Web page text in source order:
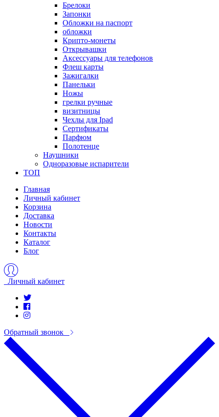
Брелоки
Запонки
Обложки на паспорт
обложки
Крипто-монеты
Открывашки
Аксессуары для телефонов
Флеш карты
Зажигалки
Панельки
Ножы
грелки ручные
визитницы
Чехлы для Ipad
Сертификаты
Парфюм
Полотенце
Наушники
Одноразовые испарители
ТОП
Главная
Личный кабинет
Корзина
Доставка
Новости
Контакты
Каталог
Блог
Личный кабинет
Обратный звонок